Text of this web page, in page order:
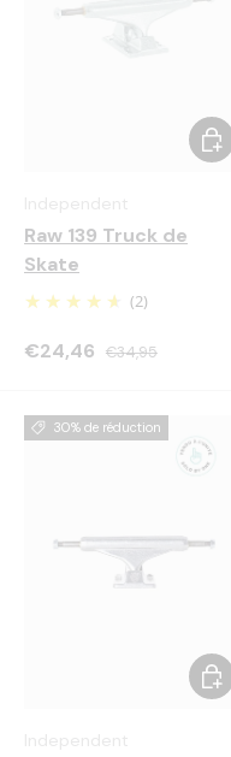
Raw 139 Truck de
Skate
(2)
€24,46 €34,95
30% de réduction